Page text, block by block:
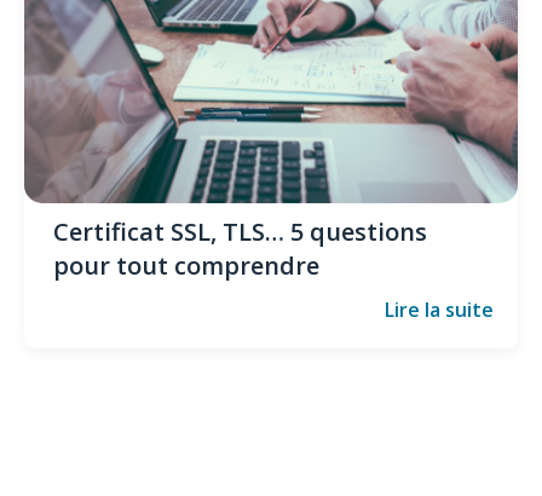
Certificat SSL, TLS… 5 questions
pour tout comprendre
Lire la suite